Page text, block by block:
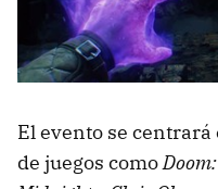
El evento se
de juegos como